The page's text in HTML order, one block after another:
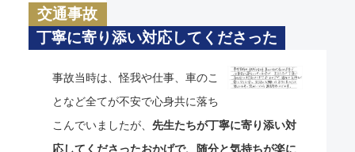
交通事故
丁寧に寄り添い対応してくださった
事故当時は、怪我や仕事、車のこ
となど全てが不安で心身共に落ち
こんでいましたが、 先生たちが丁寧に寄り添い対
応してくださったおかげで、随分と気持ちが楽に